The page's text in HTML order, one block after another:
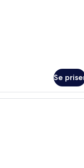
Se
Et hotelværelse med seng,